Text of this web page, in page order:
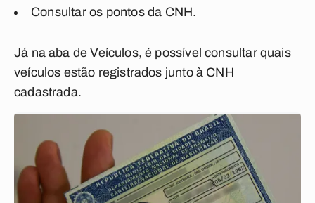
Consultar os pontos da CNH.
Já na aba de Veículos, é possível consultar quais
veículos estão registrados junto à CNH
cadastrada.